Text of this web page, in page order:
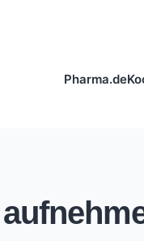
Pharma.de